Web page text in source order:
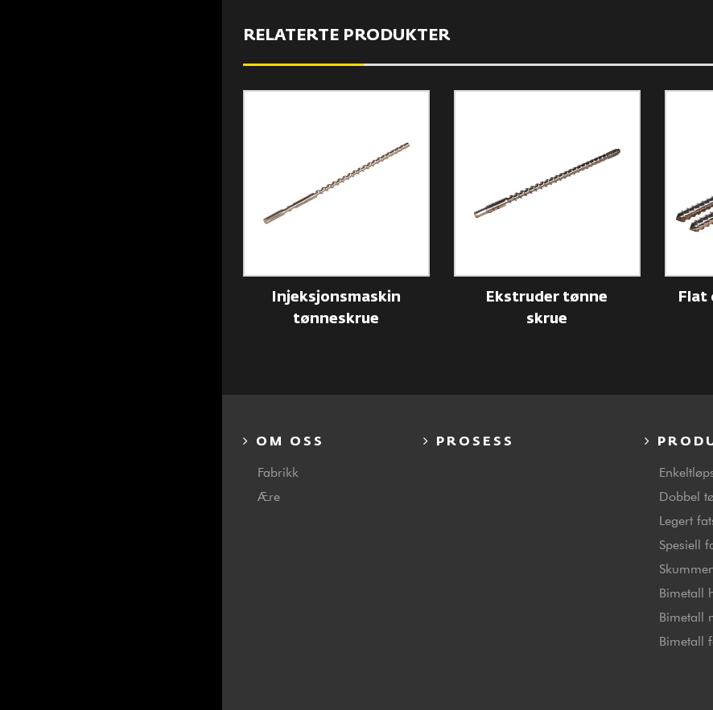
RELATERTE PRODUKTER
Injeksjonsmaskin
tønneskrue
Ekstruder tønne
skrue
Flat
OM OSS
Fabrikk
Ære
PROSESS
Dobbel
Legert
Spesiell
Bimetall
Bimetall
Bimetall